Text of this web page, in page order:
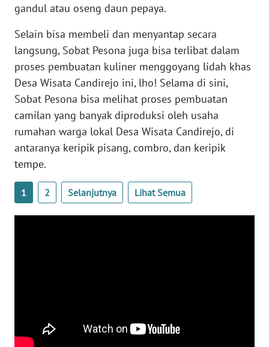
gandul atau oseng daun pepaya.
Selain bisa membeli dan menyantap secara
langsung, Sobat Pesona juga bisa terlibat dalam
proses pembuatan kuliner menggoyang lidah khas
Desa Wisata Candirejo ini, lho! Selama di sini,
Sobat Pesona bisa melihat proses pembuatan
camilan yang banyak diproduksi oleh usaha
rumahan warga lokal Desa Wisata Candirejo, di
antaranya keripik pisang, combro, dan keripik
tempe.
1 2 Selanjutnya Lihat Semua
WN
WN
SULBAR
WN
SUMBAR
WN
SUMSEL
JATENG